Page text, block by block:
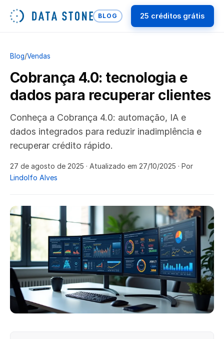
BLOG 25 créditos grátis
Blog/Vendas
Cobrança 4.0: tecnologia e
dados para recuperar clientes
Conheça a Cobrança 4.0: automação, IA e
dados integrados para reduzir inadimplência e
recuperar crédito rápido.
27 de agosto de 2025 · Atualizado em 27/10/2025 · Por
Lindolfo Alves